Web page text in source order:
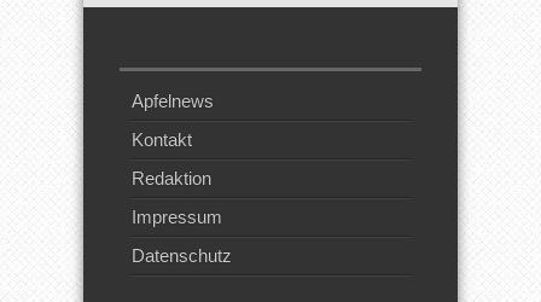
Apfelnews
Kontakt
Redaktion
Impressum
Datenschutz